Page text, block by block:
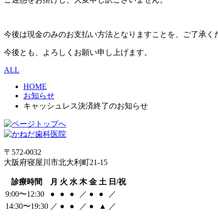
今後は現金のみのお支払い方法となりますことを、ご了承く
今後とも、よろしくお願い申し上げます。
ALL
HOME
お知らせ
キャッシュレス決済終了のお知らせ
〒572-0032
大阪府寝屋川市北大利町21-15
診療時間 月 火 水 木 金 土 日/祝
9:00〜12:30
● ● ● ／ ● ●
／
14:30〜19:30 ／ ● ● ／ ● ▲ ／